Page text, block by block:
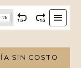
SIN COSTO